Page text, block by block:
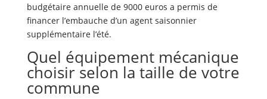
budgétaire annuelle de 9000 euros a permis de
financer l’embauche d’un agent saisonnier
supplémentaire l’été.
Quel équipement mécanique
choisir selon la taille de votre
commune